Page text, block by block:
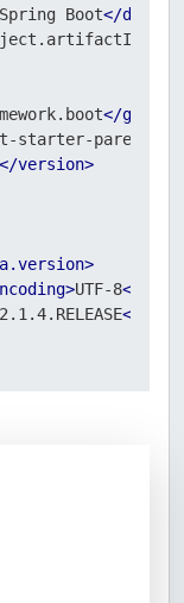
Boot</
</
starter-parent
</version>
>
>UTF-8</
2.1.4.RELEASE</